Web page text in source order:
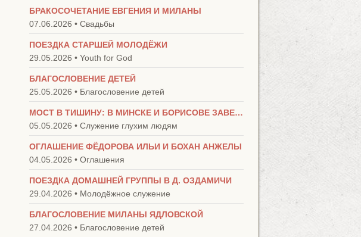
БРАКОСОЧЕТАНИЕ ЕВГЕНИЯ И МИЛАНЫ
07.06.2026 • Свадьбы
ПОЕЗДКА СТАРШЕЙ МОЛОДЁЖИ
29.05.2026 • Youth for God
БЛАГОСЛОВЕНИЕ ДЕТЕЙ
25.05.2026 • Благословение детей
МОСТ В ТИШИНУ: В МИНСКЕ И БОРИСОВЕ ЗАВЕРШИЛИСЬ КУРСЫ ЖЕСТОВОГО ЯЗЫКА
05.05.2026 • Служение глухим людям
ОГЛАШЕНИЕ ФЁДОРОВА ИЛЬИ И БОХАН АНЖЕЛЫ
04.05.2026 • Оглашения
ПОЕЗДКА ДОМАШНЕЙ ГРУППЫ В Д. ОЗДАМИЧИ
29.04.2026 • Молодёжное служение
БЛАГОСЛОВЕНИЕ МИЛАНЫ ЯДЛОВСКОЙ
27.04.2026 • Благословение детей